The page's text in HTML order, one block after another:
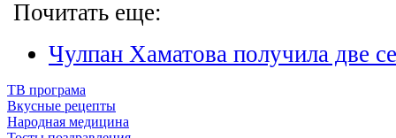
Почитать еще:
Чулпан Хаматова получила две
ТВ програма
Вкусные рецепты
Народная медицина